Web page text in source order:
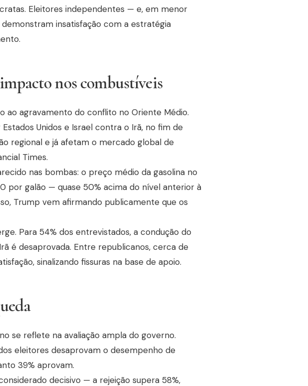
Eleitores independentes — e, em menor
insatisfação com a estratégia
nos combustíveis
ao agravamento do conflito no Oriente Médio.
Unidos e Israel contra o Irã, no fim de
regional e já afetam o mercado global de
Times.
nas bombas: o preço médio da gasolina no
por galão — quase 50% acima do nível anterior à
Trump vem afirmando publicamente que os
Para 54% dos entrevistados, a condução do
é desaprovada. Entre republicanos, cerca de
sinalizando fissuras na base de apoio.
se reflete na avaliação ampla do governo.
eleitores desaprovam o desempenho de
39% aprovam.
decisivo — a rejeição supera 58%,